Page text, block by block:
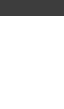
е